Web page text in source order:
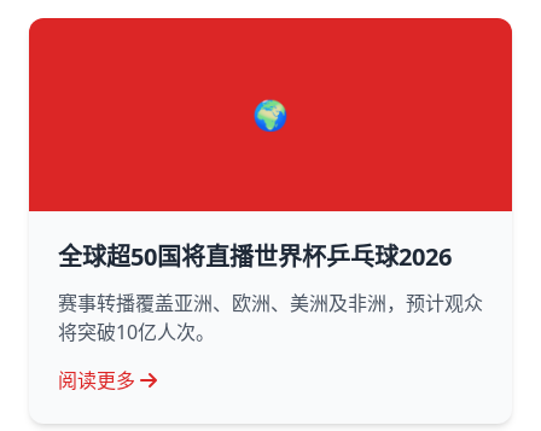
🌍
全球超50国将直播世界杯乒乓球2026
赛事转播覆盖亚洲、欧洲、美洲及非洲，预计观众
将突破10亿人次。
阅读更多